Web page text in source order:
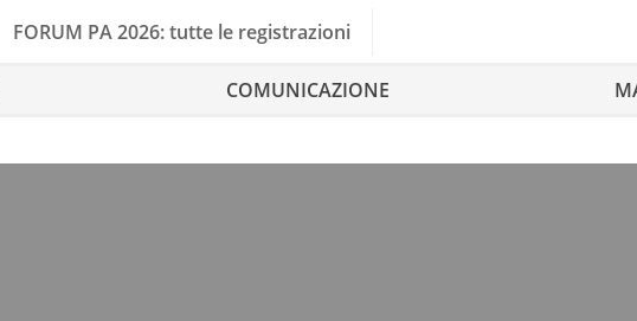
FORUM PA 2026: tutte le registrazioni
COMUNICAZIONE